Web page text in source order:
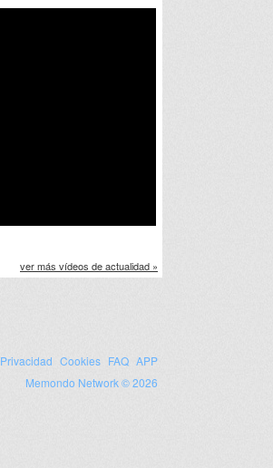
ver más vídeos de actualidad »
Privacidad Cookies FAQ APP
Memondo Network © 2026